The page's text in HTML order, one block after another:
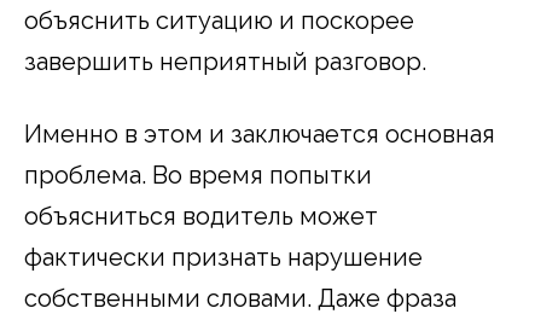
объяснить ситуацию и поскорее
завершить неприятный разговор.
Именно в этом и заключается основная
проблема. Во время попытки
объясниться водитель может
фактически признать нарушение
собственными словами. Даже фраза